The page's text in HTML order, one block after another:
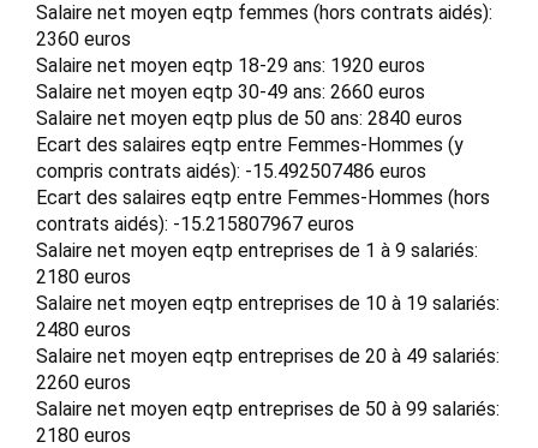
Salaire net moyen eqtp femmes (hors contrats aidés):
2360 euros
Salaire net moyen eqtp 18-29 ans: 1920 euros
Salaire net moyen eqtp 30-49 ans: 2660 euros
Salaire net moyen eqtp plus de 50 ans: 2840 euros
Ecart des salaires eqtp entre Femmes-Hommes (y
compris contrats aidés): -15.492507486 euros
Ecart des salaires eqtp entre Femmes-Hommes (hors
contrats aidés): -15.215807967 euros
Salaire net moyen eqtp entreprises de 1 à 9 salariés:
2180 euros
Salaire net moyen eqtp entreprises de 10 à 19 salariés:
2480 euros
Salaire net moyen eqtp entreprises de 20 à 49 salariés:
2260 euros
Salaire net moyen eqtp entreprises de 50 à 99 salariés:
2180 euros